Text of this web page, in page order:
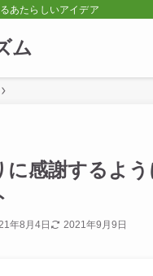
あたらしいアイデア
ム
に感謝するよ
年8月4日 2021年9月9日